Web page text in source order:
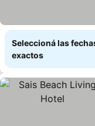
Seleccioná las
exactos